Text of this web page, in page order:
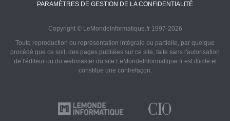
PARAMÈTRES DE GESTION DE LA CONFIDENTIALITÉ
Copyright © LeMondeInformatique.fr 1997-2026
Toute reproduction ou représentation intégrale ou partielle, par quelque
procédé que ce soit, des pages publiées sur ce site, faite sans l'autorisation
de l'éditeur ou du webmaster du site LeMondeInformatique.fr est illicite et
constitue une contrefaçon.